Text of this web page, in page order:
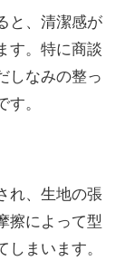
と、清潔感が
す。特に商談
しなみの整っ
。
れ、生地の張
擦によって型
まいます。